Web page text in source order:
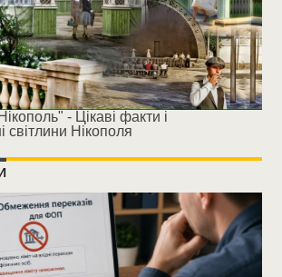
- Цікаві факти і
світлини Нікополя